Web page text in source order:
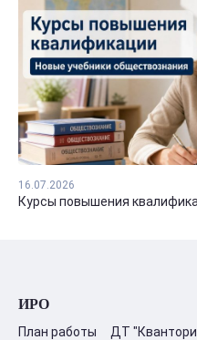
16.07.2026
Курсы повышения
ИРО
План работы ДТ